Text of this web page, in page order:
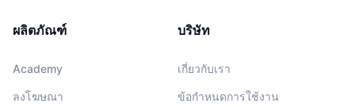
ผลิตภัณฑ์
Academy
ลงโฆษณา
บริษัท
เกี่ยวกับเรา
ข้อกำหนดการใช้งาน